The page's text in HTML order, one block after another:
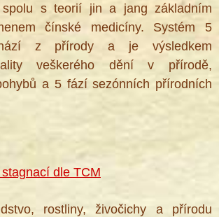
s teorií jin a jang základním
čínské medicíny. Systém 5
z přírody a je výsledkem
veškerého dění v přírodě,
a 5 fází sezónních přírodních
dle TCM
rostliny, živočichy a přírodu